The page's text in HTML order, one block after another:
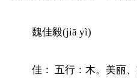
魏佳毅(jiā yì)
佳： 五行：木。美丽